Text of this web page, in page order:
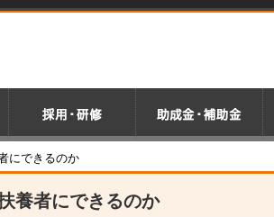
にできるのか
養者にできるのか